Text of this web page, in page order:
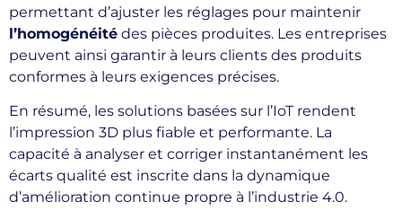
permettant d’ajuster les réglages pour maintenir
l’homogénéité des pièces produites. Les entreprises
peuvent ainsi garantir à leurs clients des produits
conformes à leurs exigences précises.
En résumé, les solutions basées sur l’IoT rendent
l’impression 3D plus fiable et performante. La
capacité à analyser et corriger instantanément les
écarts qualité est inscrite dans la dynamique
d’amélioration continue propre à l’industrie 4.0.